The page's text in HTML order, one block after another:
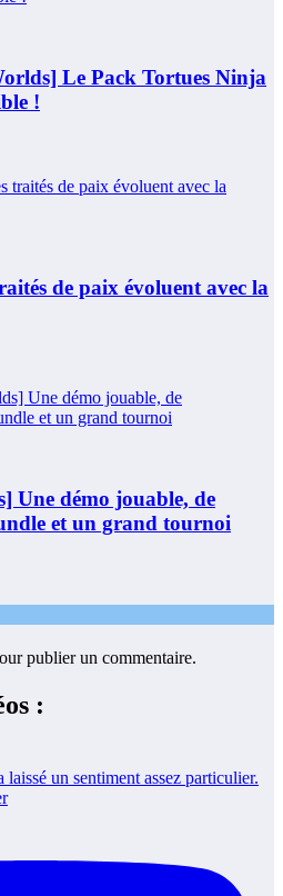
Le Pack Tortues Ninja
!
de paix évoluent avec la
Une démo jouable, de
et un grand tournoi
publier un commentaire.
:
un sentiment assez particulier.